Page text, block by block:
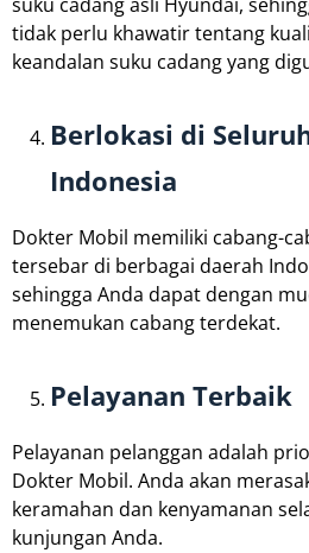
tidak perlu khawatir tentang
keandalan suku cadang yang
Berlokasi di
Indonesia
Dokter Mobil memiliki cabang-
tersebar di berbagai daerah
sehingga Anda dapat dengan
menemukan cabang terdekat.
Pelayanan Terbaik
Pelayanan pelanggan adalah
Dokter Mobil. Anda akan
keramahan dan kenyamanan
kunjungan Anda.